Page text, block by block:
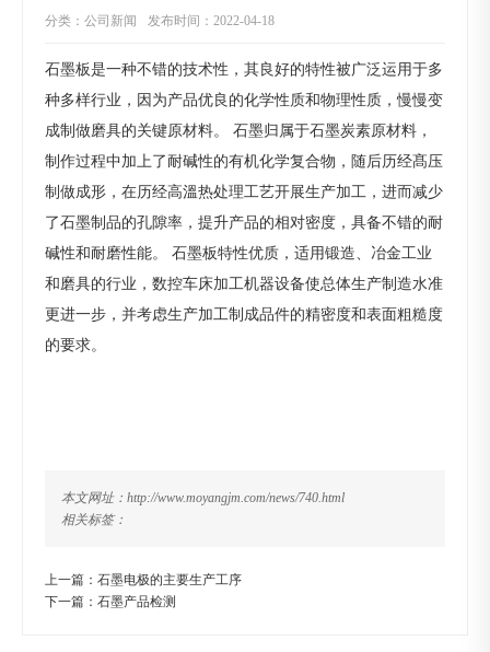
分类：公司新闻 发布时间：2022-04-18
石墨板是一种不错的技术性，其良好的特性被广泛运用于多
种多样行业，因为产品优良的化学性质和物理性质，慢慢变
成制做磨具的关键原材料。 石墨归属于石墨炭素原材料，
制作过程中加上了耐碱性的有机化学复合物，随后历经髙压
制做成形，在历经高溫热处理工艺开展生产加工，进而减少
了石墨制品的孔隙率，提升产品的相对密度，具备不错的耐
碱性和耐磨性能。 石墨板特性优质，适用锻造、冶金工业
和磨具的行业，数控车床加工机器设备使总体生产制造水准
更进一步，并考虑生产加工制成品件的精密度和表面粗糙度
的要求。
本文网址：http://www.moyangjm.com/news/740.html
相关标签：
上一篇： 石墨电极的主要生产工序
下一篇： 石墨产品检测